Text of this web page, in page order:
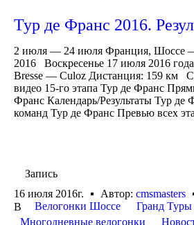
Тур де Франс 2016.
2 июля — 24 июля Франция, Шоссе
2016 Воскресенье 17 июля 2016
Bresse — Culoz Дистанция: 159 км
видео 15-го этапа Тур де Франс
Франс Календарь/Результаты Тур де
команд Тур де Франс Превью всех
Запись
16 июля 2016г.
Автор: cmsmasters
В
Велогонки Шоссе
Гранд Туры
Многодневные велогонки